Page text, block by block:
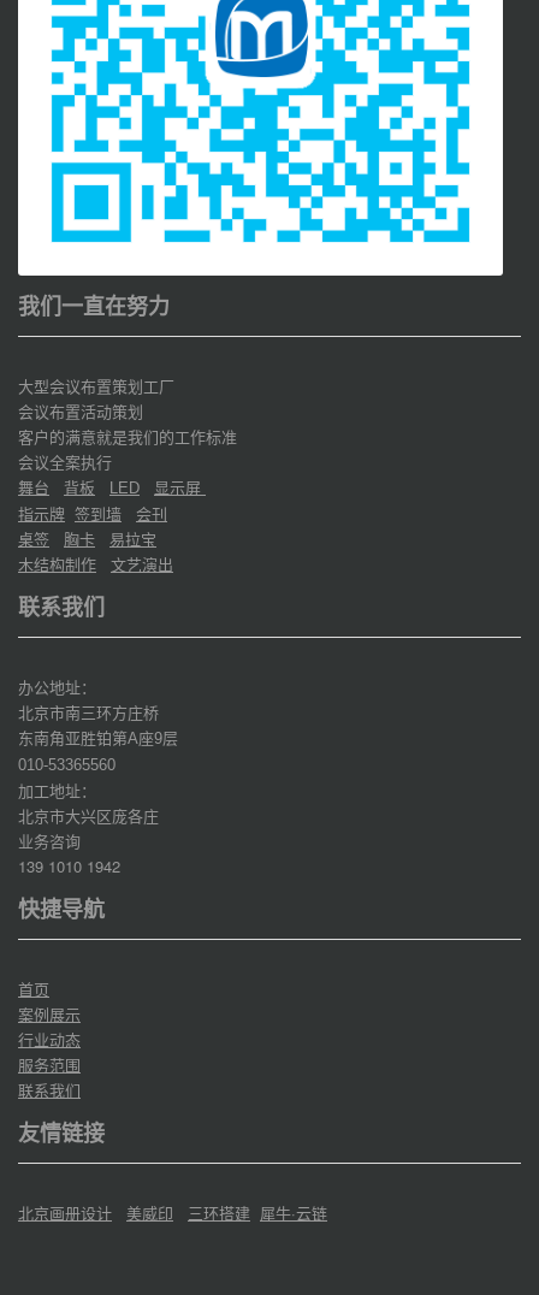
我们一直在努力
大型会议布置策划工厂
会议布置活动策划
客户的满意就是我们的工作标准
会议全案执行
舞台
背板 LED
显示屏
指示牌 签到墙
会刊
桌签
胸卡
易拉宝
木结构制作
文艺演出
联系我们
办公地址：
北京市南三环方庄桥
东南角亚胜铂第A座9层
010-53365560
加工地址：
北京市大兴区庞各庄
业务咨询
139 1010 1942
快捷导航
首页
案例展示
行业动态
服务范围
联系我们
友情链接
北京画册设计 美威印 三环搭建 犀牛·云链